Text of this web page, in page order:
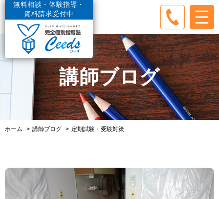
無料相談・体験指導・
資料請求受付中
講師ブログ
ホーム 講師ブログ 定期試験・受験対策